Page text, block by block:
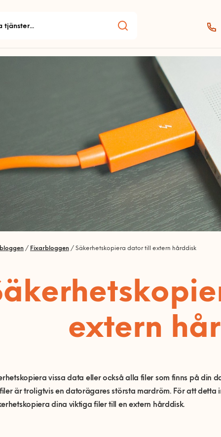
/ Fixarbloggen / Säkerhetskopiera dator till extern hårddisk
extern
vissa data eller också alla filer som finns på din
är troligtvis en datorägares största mardröm. För att detta
dina viktiga filer till en extern hårddisk.